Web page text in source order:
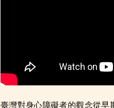
臺灣對身心障礙者的觀念從早